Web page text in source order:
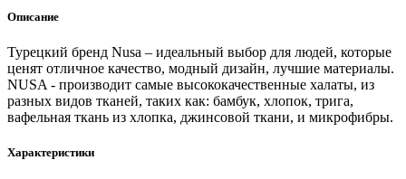
Описание
Турецкий бренд Nusa – идеальный выбор для людей, которые
ценят отличное качество, модный дизайн, лучшие материалы.
NUSA - производит самые высококачественные халаты, из
разных видов тканей, таких как: бамбук, хлопок, трига,
вафельная ткань из хлопка, джинсовой ткани, и микрофибры.
Характеристики